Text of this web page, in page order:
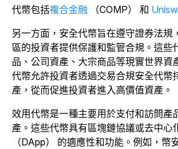
代幣包括複合金融 （COMP） 和
另一方面，安全代幣旨在遵守證券法規
區的投資者提供保護和監管合規。這些
品、公司資產、大宗商品等現實世界資
代幣允許投資者透過交易合規安全代幣
產，從而促進投資者進入高價值資產。
效用代幣是一種主要用於支付和訪問產
產。這些代幣具有區塊鏈協議或去中心
（DApp） 的適應性和功能。 例如，幣